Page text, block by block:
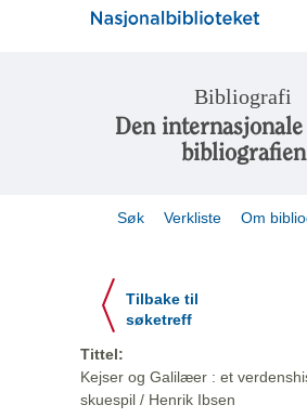
Bibliografi
Den
bibliografien
Søk Verkliste Om
Tilbake til
søketreff
Tittel:
Kejser og Galilæer : et
skuespil / Henrik Ibsen